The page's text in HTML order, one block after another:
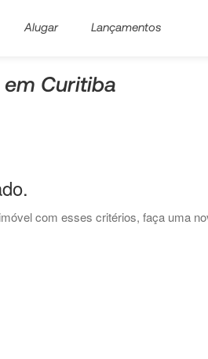
Alugar Lançamentos
Curitiba
com esses critérios, faça uma